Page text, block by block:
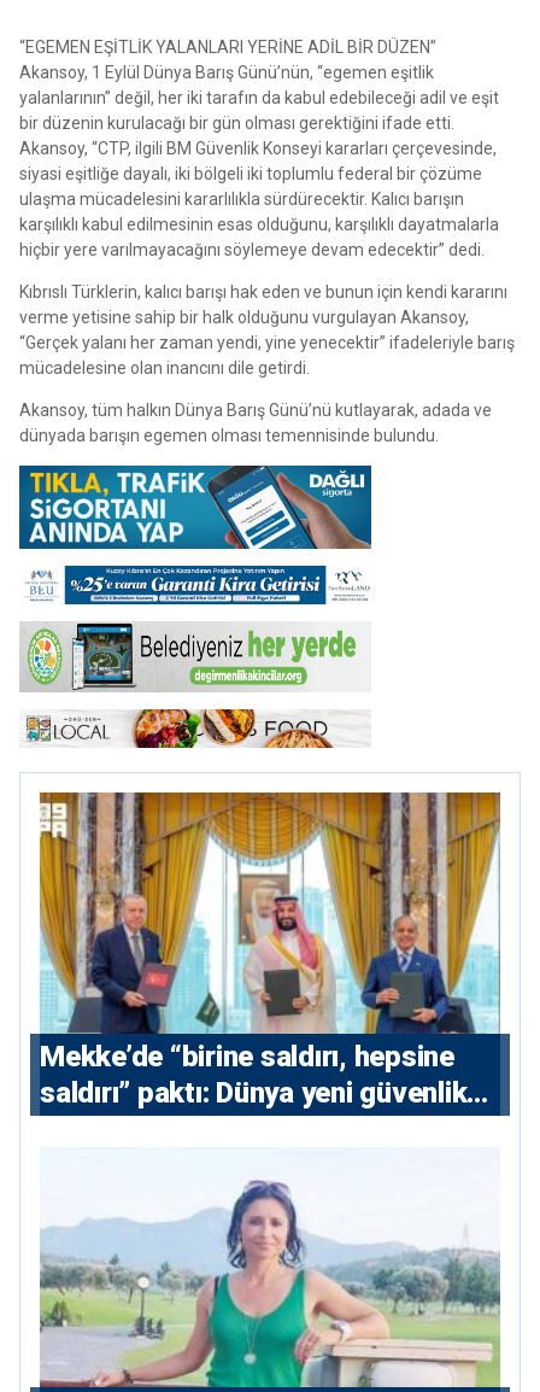
“EGEMEN EŞİTLİK YALANLARI YERİNE ADİL BİR DÜZEN”
Akansoy, 1 Eylül Dünya Barış Günü’nün, “egemen eşitlik
yalanlarının” değil, her iki tarafın da kabul edebileceği adil ve eşit
bir düzenin kurulacağı bir gün olması gerektiğini ifade etti.
Akansoy, “CTP, ilgili BM Güvenlik Konseyi kararları çerçevesinde,
siyasi eşitliğe dayalı, iki bölgeli iki toplumlu federal bir çözüme
ulaşma mücadelesini kararlılıkla sürdürecektir. Kalıcı barışın
karşılıklı kabul edilmesinin esas olduğunu, karşılıklı dayatmalarla
hiçbir yere varılmayacağını söylemeye devam edecektir” dedi.
Kıbrıslı Türklerin, kalıcı barışı hak eden ve bunun için kendi kararını
verme yetisine sahip bir halk olduğunu vurgulayan Akansoy,
“Gerçek yalanı her zaman yendi, yine yenecektir” ifadeleriyle barış
mücadelesine olan inancını dile getirdi.
Akansoy, tüm halkın Dünya Barış Günü’nü kutlayarak, adada ve
dünyada barışın egemen olması temennisinde bulundu.
Mekke’de “birine saldırı, hepsine
saldırı” paktı: Dünya yeni güvenlik